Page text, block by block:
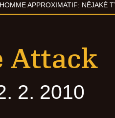
APPROXIMATIF: NĚJAKÉ
Attack
2. 2010